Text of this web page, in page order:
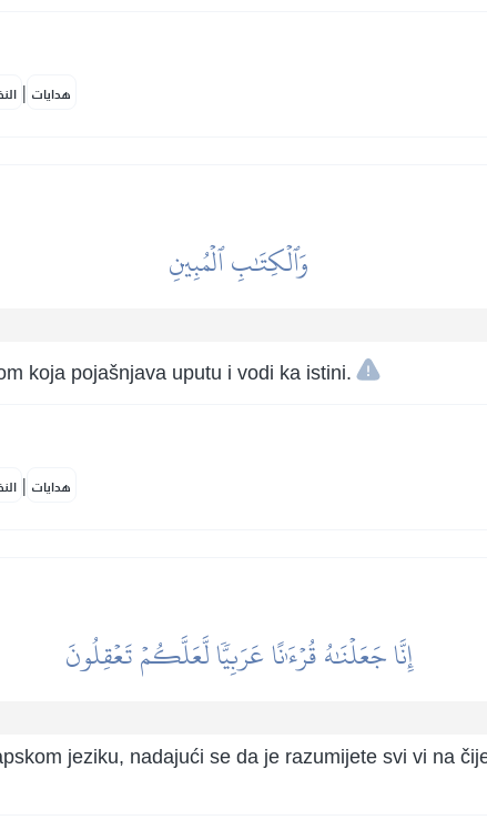
| هدايات
وَٱلۡكِتَٰبِ ٱلۡمُبِينِ
koja pojašnjava uputu i vodi ka istini.
| هدايات
إِنَّا جَعَلۡنَٰهُ قُرۡءَٰنًا عَرَبِيّٗا لَّعَلَّكُمۡ تَعۡقِلُونَ
jeziku, nadajući se da je razumijete svi vi na